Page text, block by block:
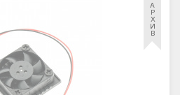
А
Р
Х
И
В